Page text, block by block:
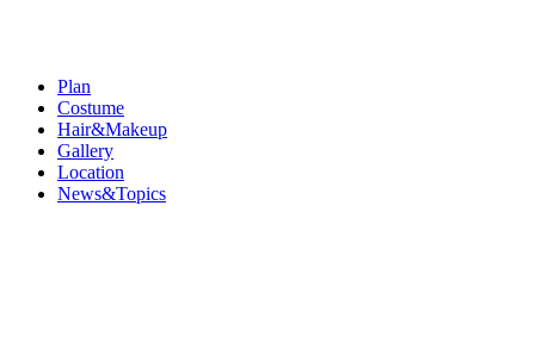
Plan
Costume
Hair&Makeup
Gallery
Location
News&Topics